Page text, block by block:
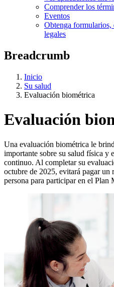
Comprender los
Eventos
Obtenga formularios,
legales
Breadcrumb
Inicio
Su salud
Evaluación biométrica
Evaluación
Una evaluación biométrica le
importante sobre su salud física y
continuo. Al completar su
octubre de 2025, evitará pagar un
persona para participar en el